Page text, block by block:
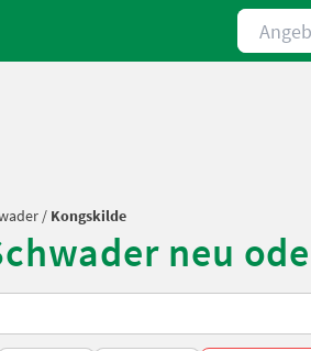
/ Kongskilde
neu